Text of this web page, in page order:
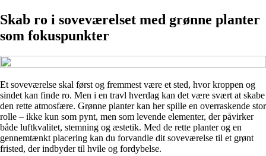
Skab ro i soveværelset med grønne planter
som fokuspunkter
Et soveværelse skal først og fremmest være et sted, hvor kroppen og
sindet kan finde ro. Men i en travl hverdag kan det være svært at skabe
den rette atmosfære. Grønne planter kan her spille en overraskende stor
rolle – ikke kun som pynt, men som levende elementer, der påvirker
både luftkvalitet, stemning og æstetik. Med de rette planter og en
gennemtænkt placering kan du forvandle dit soveværelse til et grønt
fristed, der indbyder til hvile og fordybelse.